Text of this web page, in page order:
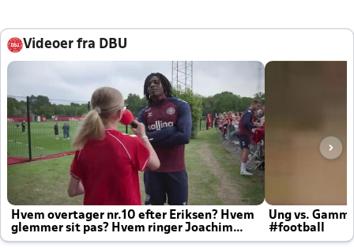
Videoer fra DBU
Hvem overtager nr.10 efter Eriksen? Hvem
glemmer sit pas? Hvem ringer Joachim
altid til efter kampe?
Ung vs.
#football